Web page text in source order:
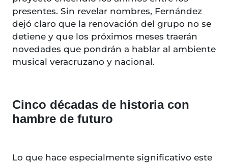
presentes. Sin revelar nombres, Fernández
dejó claro que la renovación del grupo no se
detiene y que los próximos meses traerán
novedades que pondrán a hablar al ambiente
musical veracruzano y nacional.
Cinco décadas de historia con
hambre de futuro
Lo que hace especialmente significativo este